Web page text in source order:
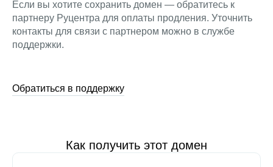
Если вы хотите сохранить домен — обратитесь к
партнеру Руцентра для оплаты продления. Уточнить
контакты для связи с партнером можно в службе
поддержки.
Обратиться в поддержку
Как получить этот домен